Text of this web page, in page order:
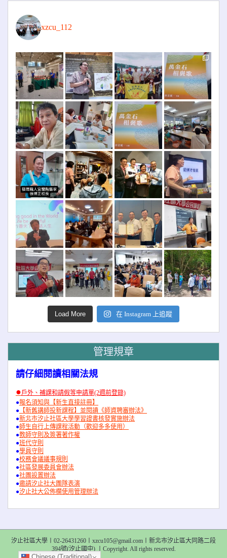
xzcu_112
Load More 在 Instagram 上追蹤
管理規章
請仔細閱讀相關法規
●戶外、補課和請假等申請單(2週前登錄)
●報名須知與【新生直接註冊】
● 【新舊講師投新課程】並閱讀《師資聘審辦法》
●新北市汐止社區大學學習證書核發實施辦法
●師生自行上傳課程活動（歡迎多多使用）
●教師守則及簽署著作權
●班代守則
●學員守則
●校務會議議事規則
●社區發展委員會辦法
●社團設置辦法
●邀請汐止社大團隊表演
●汐止社大公佈欄使用管理辦法
汐止社區大學〡02-26431260〡xzcu105@gmail.com〡新北市汐止區大同路二段
394號(汐止國中) 〡Copyright. All rights reserved.